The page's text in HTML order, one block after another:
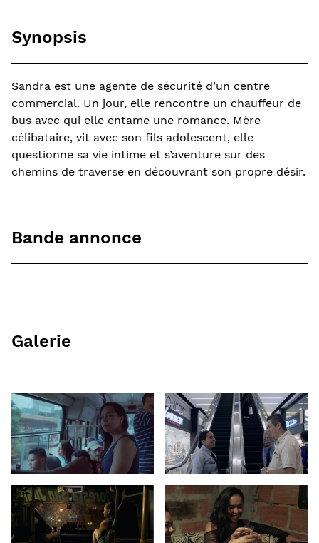
Synopsis
Sandra est une agente de sécurité d’un centre
commercial. Un jour, elle rencontre un chauffeur de
bus avec qui elle entame une romance. Mère
célibataire, vit avec son fils adolescent, elle
questionne sa vie intime et s’aventure sur des
chemins de traverse en découvrant son propre désir.
Bande annonce
Galerie